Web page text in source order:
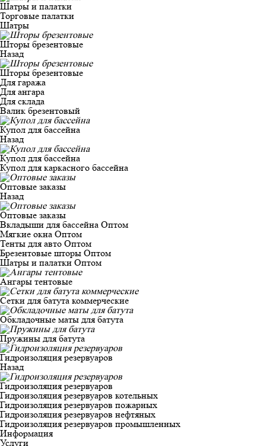
Шатры и палатки
Торговые палатки
Шатры
Шторы брезентовые
Назад
Шторы брезентовые
Для гаража
Для ангара
Для склада
Валик брезентовый
Купол для бассейна
Назад
Купол для бассейна
Купол для каркасного бассейна
Оптовые заказы
Назад
Оптовые заказы
Вкладыши для бассейна Оптом
Мягкие окна Оптом
Тенты для авто Оптом
Брезентовые шторы Оптом
Шатры и палатки Оптом
Ангары тентовые
Сетки для батута коммерческие
Обкладочные маты для батута
Пружины для батута
Гидроизоляция резервуаров
Назад
Гидроизоляция резервуаров
Гидроизоляция резервуаров котельных
Гидроизоляция резервуаров пожарных
Гидроизоляция резервуаров нефтяных
Гидроизоляция резервуаров промышленных
Информация
Услуги